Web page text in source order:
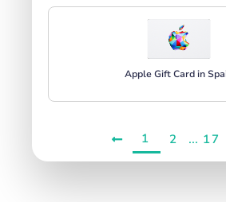
Apple Gift Card in
1 2 ... 17